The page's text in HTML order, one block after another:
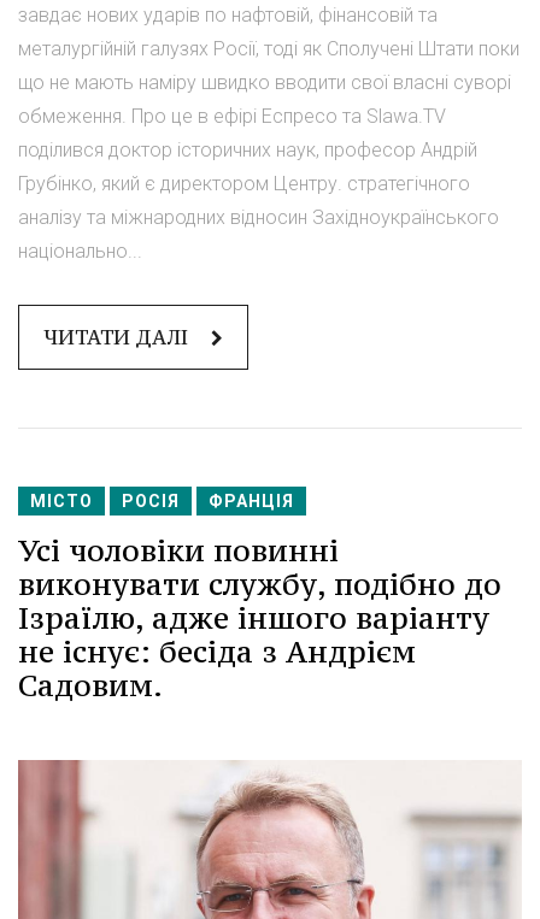
завдає нових ударів по нафтовій, фінансовій та
металургійній галузях Росії, тоді як Сполучені Штати поки
що не мають наміру швидко вводити свої власні суворі
обмеження. Про це в ефірі Еспресо та Slawa.TV
поділився доктор історичних наук, професор Андрій
Грубінко, який є директором Центру. стратегічного
аналізу та міжнародних відносин Західноукраїнського
національно...
ЧИТАТИ ДАЛІ
МІСТО РОСІЯ ФРАНЦІЯ
Усі чоловіки повинні
виконувати службу, подібно до
Ізраїлю, адже іншого варіанту
не існує: бесіда з Андрієм
Садовим.